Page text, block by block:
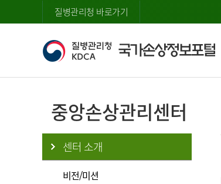
질병관리청 바로가기
중앙손상관리센터
센터 소개
비전/미션